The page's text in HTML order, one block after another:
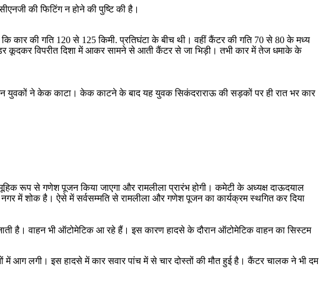
की फिटिंग न होने की पुष्टि की है।
कि कार की गति 120 से 125 किमी. प्रतिघंटा के बीच थी। वहीं कैंटर की गति 70 से 80 के मध्य
कूदकर विपरीत दिशा में आकर सामने से आती कैंटर से जा भिड़ी। तभी कार में तेज धमाके के
इन युवकों ने केक काटा। केक काटने के बाद यह युवक सिकंदराराऊ की सड़कों पर ही रात भर कार
रूप से गणेश पूजन किया जाएगा और रामलीला प्रारंभ होगी। कमेटी के अध्यक्ष दाऊदयाल
नगर में शोक है। ऐसे में सर्वसम्मति से रामलीला और गणेश पूजन का कार्यक्रम स्थगित कर दिया
है। वाहन भी ऑटोमेटिक आ रहे हैं। इस कारण हादसे के दौरान ऑटोमेटिक वाहन का सिस्टम
आग लगी। इस हादसे में कार सवार पांच में से चार दोस्तों की मौत हुई है। कैंटर चालक ने भी दम